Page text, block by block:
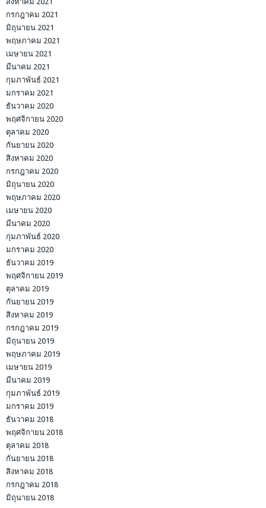
กรกฎาคม 2021
มิถุนายน 2021
พฤษภาคม 2021
เมษายน 2021
มีนาคม 2021
กุมภาพันธ์ 2021
มกราคม 2021
ธันวาคม 2020
พฤศจิกายน 2020
ตุลาคม 2020
กันยายน 2020
สิงหาคม 2020
กรกฎาคม 2020
มิถุนายน 2020
พฤษภาคม 2020
เมษายน 2020
มีนาคม 2020
กุมภาพันธ์ 2020
มกราคม 2020
ธันวาคม 2019
พฤศจิกายน 2019
ตุลาคม 2019
กันยายน 2019
สิงหาคม 2019
กรกฎาคม 2019
มิถุนายน 2019
พฤษภาคม 2019
เมษายน 2019
มีนาคม 2019
กุมภาพันธ์ 2019
มกราคม 2019
ธันวาคม 2018
พฤศจิกายน 2018
ตุลาคม 2018
กันยายน 2018
สิงหาคม 2018
กรกฎาคม 2018
มิถุนายน 2018